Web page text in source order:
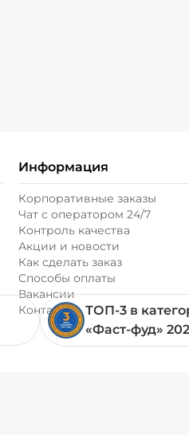
Информация
Корпоративные заказы
Чат с оператором 24/7
Контроль качества
Акции и новости
Как сделать заказ
Способы оплаты
Вакансии
Контакты
ТОП-3 в
«Фаст-фуд»